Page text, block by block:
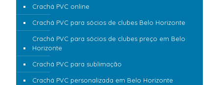
Crachá PVC online
Crachá PVC para sócios de clubes Belo Horizonte
Crachá PVC para sócios de clubes preço em Belo
Horizonte
Crachá PVC para sublimação
Crachá PVC personalizada em Belo Horizonte